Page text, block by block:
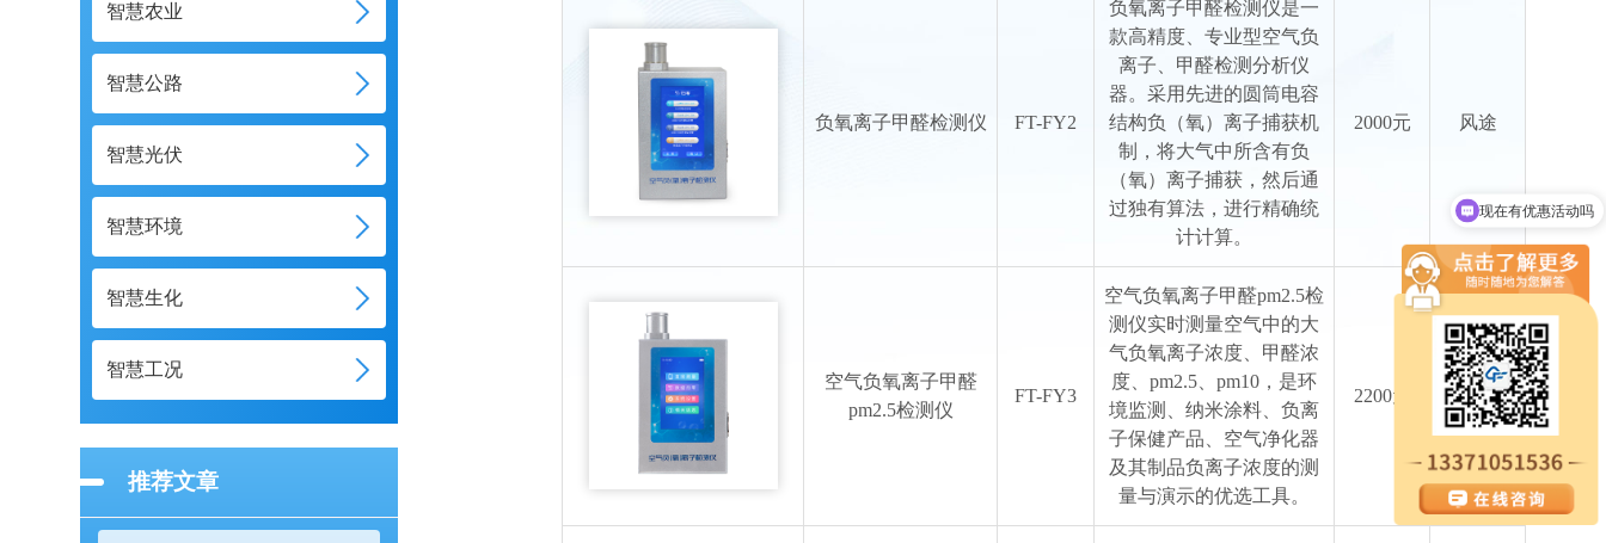
智慧农业
智慧公路
智慧光伏
智慧环境
智慧生化
智慧工况
推荐文章
负氧离子甲醛检测仪 FT-FY2
负氧离子甲醛检测仪是一
款高精度、专业型空气负
离子、甲醛检测分析仪
器。采用先进的圆筒电容
结构负（氧）离子捕获机
制，将大气中所含有负
（氧）离子捕获，然后通
过独有算法，进行精确统
计计算。
2000元 风途
空气负氧离子甲醛
pm2.5检测仪
FT-FY3
空气负氧离子甲醛pm2.5检
测仪实时测量空气中的大
气负氧离子浓度、甲醛浓
度、pm2.5、pm10，是环
境监测、纳米涂料、负离
子保健产品、空气净化器
及其制品负离子浓度的测
量与演示的优选工具。
2200元 风途
现在有优惠活动吗